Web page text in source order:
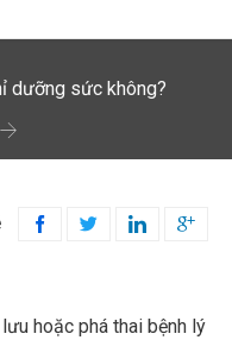
dưỡng sức không?

   
hoặc phá thai bệnh lý